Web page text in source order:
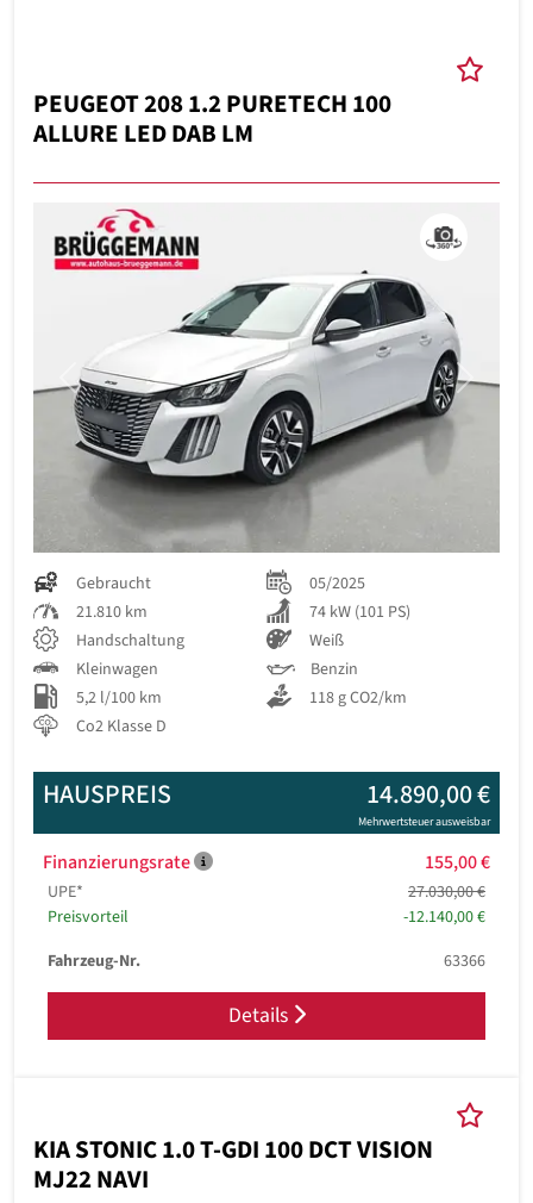
PEUGEOT 208 1.2 PURETECH 100
ALLURE LED DAB LM
Previous Next
Gebraucht
05/2025
21.810 km
74 kW (101 PS)
Handschaltung
Weiß
Kleinwagen
Benzin
5,2 l/100 km
118 g CO2/km
Co2 Klasse D
UPE*
27.030,00 €
Preisvorteil
-12.140,00 €
HAUSPREIS 14.890,00 €
Mehrwertsteuer ausweisbar
Finanzierungsrate 155,00 €
Fahrzeug-Nr. 63366
Details
KIA STONIC 1.0 T-GDI 100 DCT VISION
MJ22 NAVI